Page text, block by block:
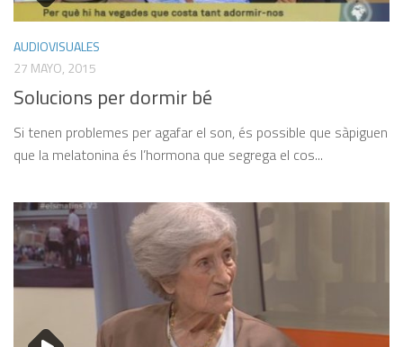
AUDIOVISUALES
27 MAYO, 2015
Solucions per dormir bé
Si tenen problemes per agafar el son, és possible que sàpiguen
que la melatonina és l’hormona que segrega el cos...